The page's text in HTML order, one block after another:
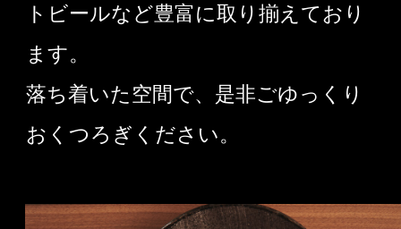
トビールなど豊富に取り揃えており
ます。
落ち着いた空間で、是非ごゆっくり
おくつろぎください。